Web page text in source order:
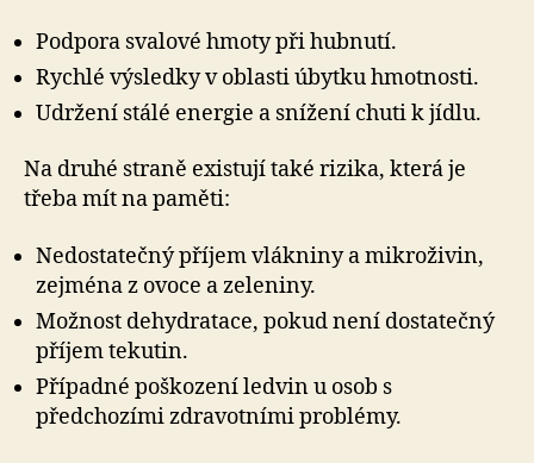
Podpora svalové hmoty při hubnutí.
Rychlé výsledky v oblasti úbytku hmotnosti.
Udržení stálé energie a snížení chuti k jídlu.
Na druhé straně existují také rizika, která je
třeba mít na paměti:
Nedostatečný příjem vlákniny a mikroživin,
zejména z ovoce a zeleniny.
Možnost dehydratace, pokud není dostatečný
příjem tekutin.
Případné poškození ledvin u osob s
předchozími zdravotními problémy.